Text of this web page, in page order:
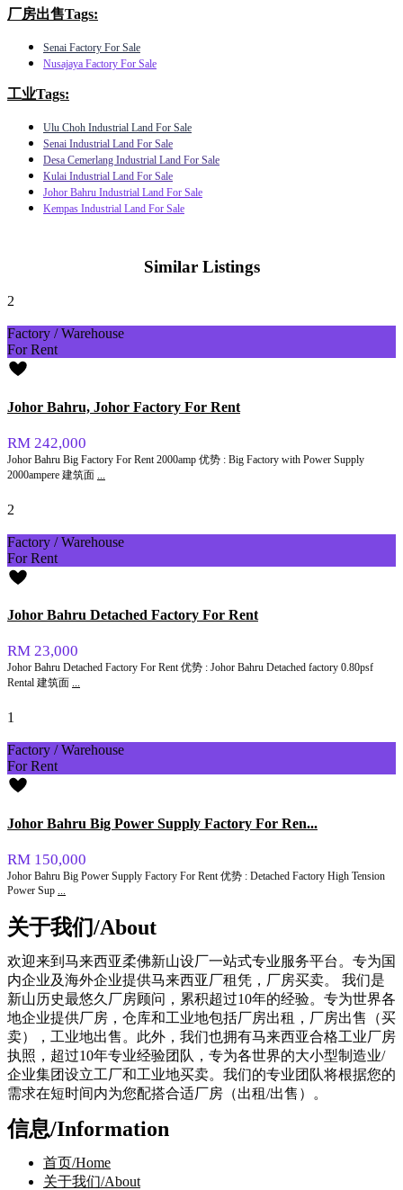
厂房出售Tags:
Senai Factory For Sale
Nusajaya Factory For Sale
工业Tags:
Ulu Choh Industrial Land For Sale
Senai Industrial Land For Sale
Desa Cemerlang Industrial Land For Sale
Kulai Industrial Land For Sale
Johor Bahru Industrial Land For Sale
Kempas Industrial Land For Sale
Similar Listings
2
Factory / Warehouse
For Rent
Johor Bahru, Johor Factory For Rent
RM 242,000
Johor Bahru Big Factory For Rent 2000amp 优势 : Big Factory with Power Supply
2000ampere 建筑面
2
Factory / Warehouse
For Rent
Johor Bahru Detached Factory For Rent
RM 23,000
Johor Bahru Detached Factory For Rent 优势 : Johor Bahru Detached factory 0.80psf
Rental 建筑面 ...
1
Factory / Warehouse
For Rent
Johor Bahru Big Power Supply Factory For Ren...
RM 150,000
Johor Bahru Big Power Supply Factory For Rent 优势 : Detached Factory High Tension
Power Sup ...
关于我们/About
欢迎来到马来西亚柔佛新山设厂一站式专业服务平台。专为国
内企业及海外企业提供马来西亚厂租凭，厂房买卖。 我们是
新山历史最悠久厂房顾问，累积超过10年的经验。专为世界各
地企业提供厂房，仓库和工业地包括厂房出租，厂房出售（买
卖），工业地出售。此外，我们也拥有马来西亚合格工业厂房
执照，超过10年专业经验团队，专为各世界的大小型制造业/
企业集团设立工厂和工业地买卖。我们的专业团队将根据您的
需求在短时间内为您配搭合适厂房（出租/出售）。
信息/Information
首页/Home
关于我们/About